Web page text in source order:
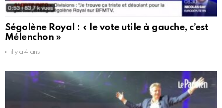
Ségolène Royal : « le vote utile à gauche, c’est
Mélenchon »
il y a 4 ans